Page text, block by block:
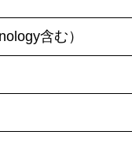
含む）